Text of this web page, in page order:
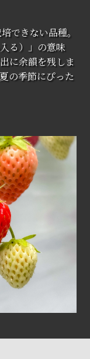
できない品種。
る）」の意味
に余韻を残しま
の季節にぴった